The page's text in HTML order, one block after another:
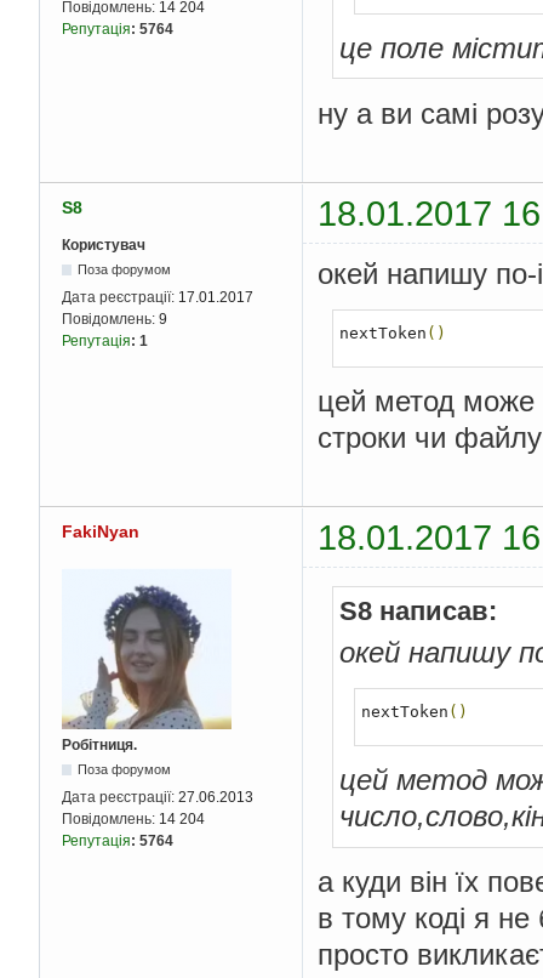
Повідомлень: 14 204
Репутація: 5764
це поле
ну а ви самі
S8 18.01.2017
Користувач
Поза форумом
Дата реєстрації: 17.01.2017
Повідомлень: 9
Репутація: 1
окей напишу
nextToken ()
цей метод може
строки чи файлу
FakiNyan 18.01.2017
Робітниця.
Поза форумом
Дата реєстрації: 27.06.2013
Повідомлень: 14 204
Репутація: 5764
S8 написав:
окей напишу
nextToken ()
цей метод
а куди він їх
в тому коді я
просто